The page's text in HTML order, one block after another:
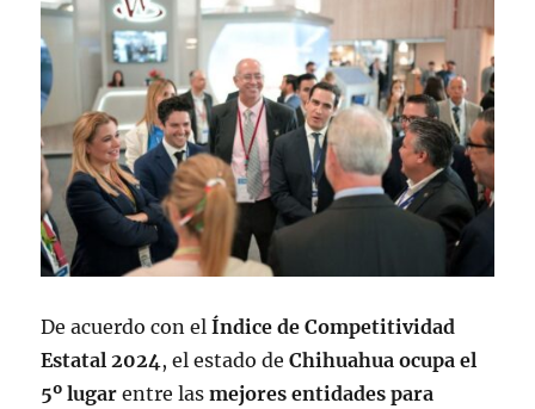
De acuerdo con elÍndice de Competitividad
Estatal 2024 , el estado deChihuahua ocupa el
5º lugar entre lasmejores entidades para